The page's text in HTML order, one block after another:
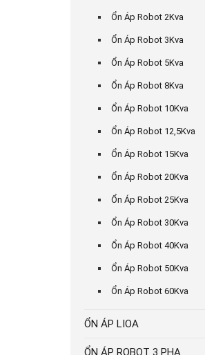
Ổn Áp Robot 2Kva
Ổn Áp Robot 3Kva
Ổn Áp Robot 5Kva
Ổn Áp Robot 8Kva
Ổn Áp Robot 10Kva
Ổn Áp Robot 12,5Kva
Ổn Áp Robot 15Kva
Ổn Áp Robot 20Kva
Ổn Áp Robot 25Kva
Ổn Áp Robot 30Kva
Ổn Áp Robot 40Kva
Ổn Áp Robot 50Kva
Ổn Áp Robot 60Kva
ỔN ÁP LIOA
ỔN ÁP ROBOT 3 PHA